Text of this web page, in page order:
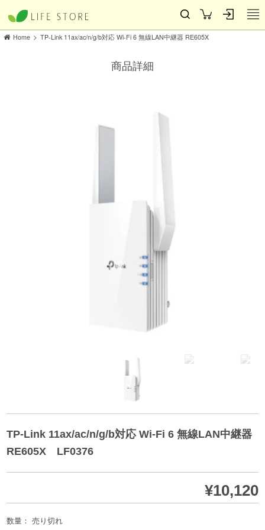
Home > TP-Link 11ax/ac/n/g/b対応 Wi-Fi 6 無線LAN中継器 RE605X
商品詳細
TP-Link 11ax/ac/n/g/b対応 Wi-Fi 6 無線LAN中継器
RE605X LF0376
¥10,120
数量： 売り切れ